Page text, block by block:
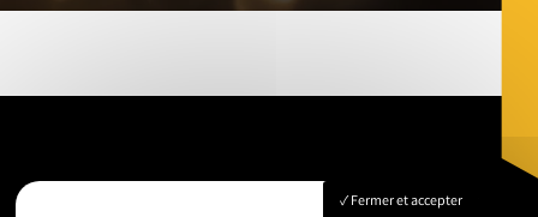
Fermer et accepter